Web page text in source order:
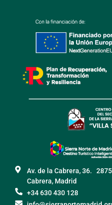
Av. de la Cabrera, 36.
Cabrera, Madrid
+34 630 430 128